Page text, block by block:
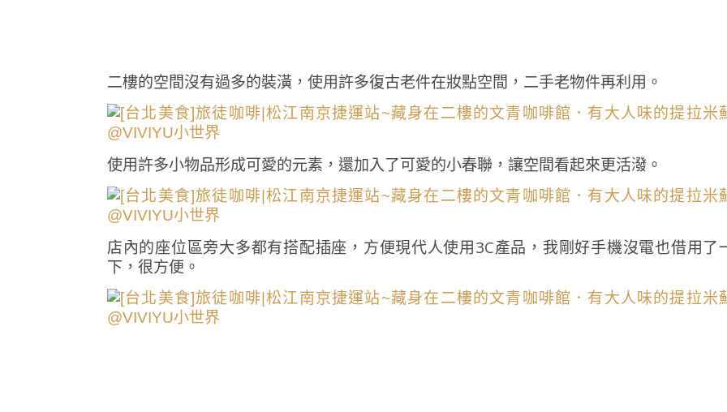
二樓的空間沒有過多的裝潢，使用許多復古老件在妝點空間，二手老物件再利用。
使用許多小物品形成可愛的元素，還加入了可愛的小春聯，讓空間看起來更活潑。
店內的座位區旁大多都有搭配插座，方便現代人使用3C產品，我剛好手機沒電也借用了
下，很方便。